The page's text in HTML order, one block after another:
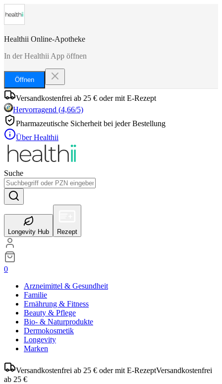
Healthii Online-Apotheke
In der Healthii App öffnen
Öffnen
Versandkostenfrei ab 25 € oder mit E-Rezept
Hervorragend (4,66/5)
Pharmazeutische Sicherheit bei jeder Bestellung
Über Healthii
Suche
Longevity Hub Rezept
0
Arzneimittel & Gesundheit
Familie
Ernährung & Fitness
Beauty & Pflege
Bio- & Naturprodukte
Dermokosmetik
Longevity
Marken
Versandkostenfrei ab 25 € oder mit E-RezeptVersandkostenfrei
ab 25 €